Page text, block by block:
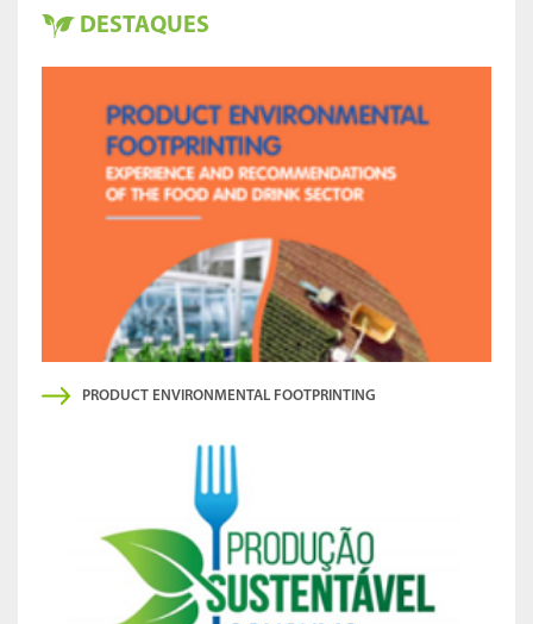
DESTAQUES
PRODUCT ENVIRONMENTAL FOOTPRINTING